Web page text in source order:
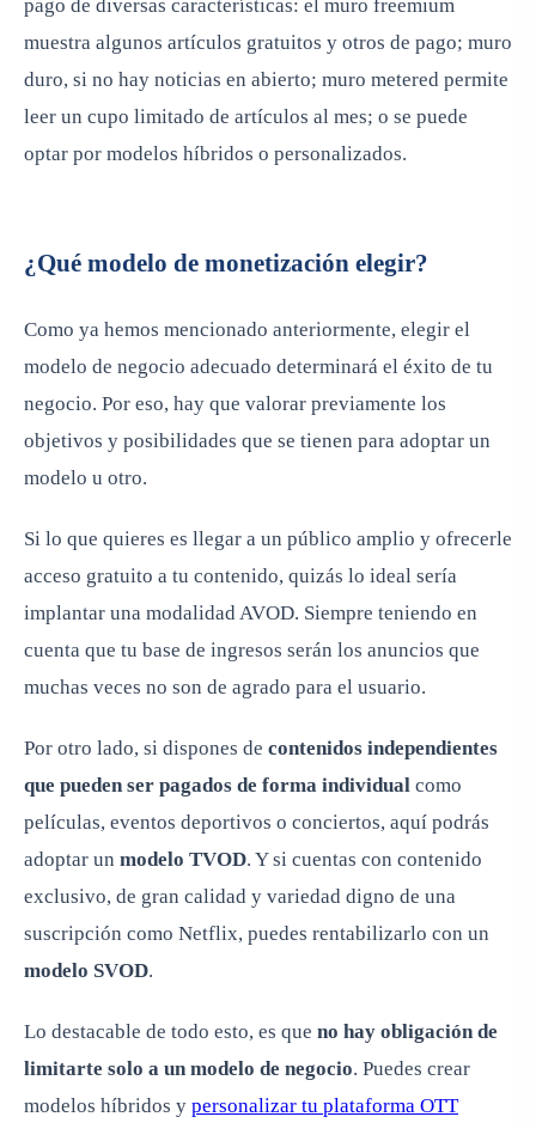
pago de diversas características: el muro freemium
muestra algunos artículos gratuitos y otros de pago; muro
duro, si no hay noticias en abierto; muro metered permite
leer un cupo limitado de artículos al mes; o se puede
optar por modelos híbridos o personalizados.
¿Qué modelo de monetización elegir?
Como ya hemos mencionado anteriormente, elegir el
modelo de negocio adecuado determinará el éxito de tu
negocio. Por eso, hay que valorar previamente los
objetivos y posibilidades que se tienen para adoptar un
modelo u otro.
Si lo que quieres es llegar a un público amplio y ofrecerle
acceso gratuito a tu contenido, quizás lo ideal sería
implantar una modalidad AVOD. Siempre teniendo en
cuenta que tu base de ingresos serán los anuncios que
muchas veces no son de agrado para el usuario.
Por otro lado, si dispones de contenidos independientes
que pueden ser pagados de forma individual como
películas, eventos deportivos o conciertos, aquí podrás
adoptar un modelo TVOD. Y si cuentas con contenido
exclusivo, de gran calidad y variedad digno de una
suscripción como Netflix, puedes rentabilizarlo con un
modelo SVOD.
Lo destacable de todo esto, es que no hay obligación de
limitarte solo a un modelo de negocio. Puedes crear
modelos híbridos y personalizar tu plataforma OTT